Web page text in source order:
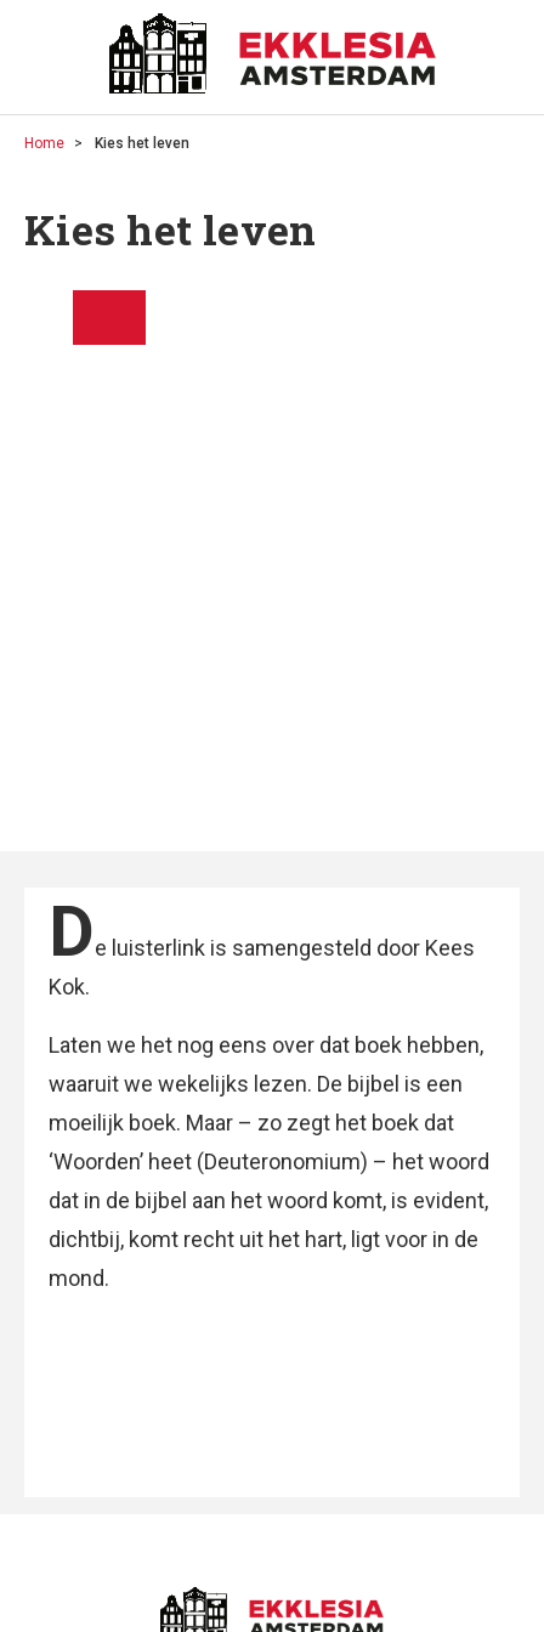
Home Kies het leven
Kies het leven
De luisterlink is samengesteld door Kees
Kok.
Laten we het nog eens over dat boek hebben,
waaruit we wekelijks lezen. De bijbel is een
moeilijk boek. Maar – zo zegt het boek dat
‘Woorden’ heet (Deuteronomium) – het woord
dat in de bijbel aan het woord komt, is evident,
dichtbij, komt recht uit het hart, ligt voor in de
mond.